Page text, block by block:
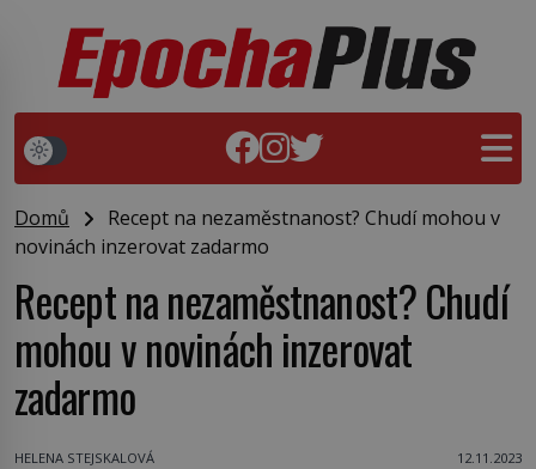
Domů
Recept na nezaměstnanost? Chudí mohou v
novinách inzerovat zadarmo
Recept na nezaměstnanost? Chudí
mohou v novinách inzerovat
zadarmo
HELENA STEJSKALOVÁ 12.11.2023